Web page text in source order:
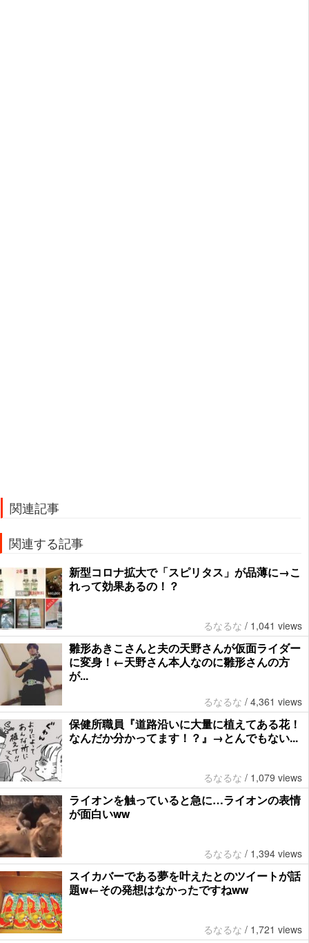
関連記事
関連する記事
新型コロナ拡大で「スピリタス」が品薄に→こ
れって効果あるの！？
るなるな / 1,041 views
雛形あきこさんと夫の天野さんが仮面ライダー
に変身！←天野さん本人なのに雛形さんの方
が...
るなるな / 4,361 views
保健所職員『道路沿いに大量に植えてある花！
なんだか分かってます！？』→とんでもない...
るなるな / 1,079 views
ライオンを触っていると急に…ライオンの表情
が面白いww
るなるな / 1,394 views
スイカバーである夢を叶えたとのツイートが話
題w←その発想はなかったですねww
るなるな / 1,721 views